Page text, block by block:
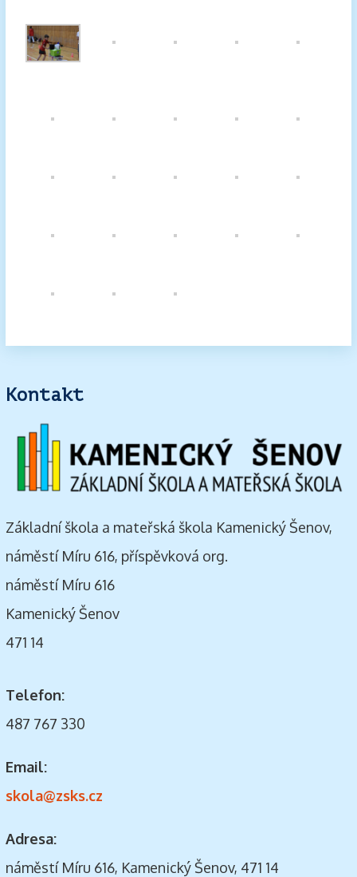
Kontakt
Základní škola a mateřská škola Kamenický Šenov,
náměstí Míru 616, příspěvková org.
náměstí Míru 616
Kamenický Šenov
471 14
Telefon:
487 767 330
Email:
skola@zsks.cz
Adresa:
náměstí Míru 616, Kamenický Šenov, 471 14